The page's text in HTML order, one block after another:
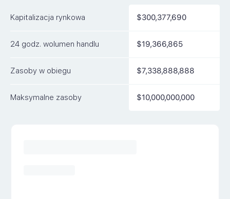
Artykuły
Kapitalizacja rynkowa $300,377,690
24 godz. wolumen handlu $19,366,865
Zasoby w obiegu $7,338,888,888
Maksymalne zasoby $10,000,000,000